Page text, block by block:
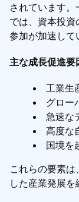
されています
では、資本投
参加が加速して
主な成長促進要
工業生
グロー
急速な
高度な
国境を
これらの要素
した産業発展を